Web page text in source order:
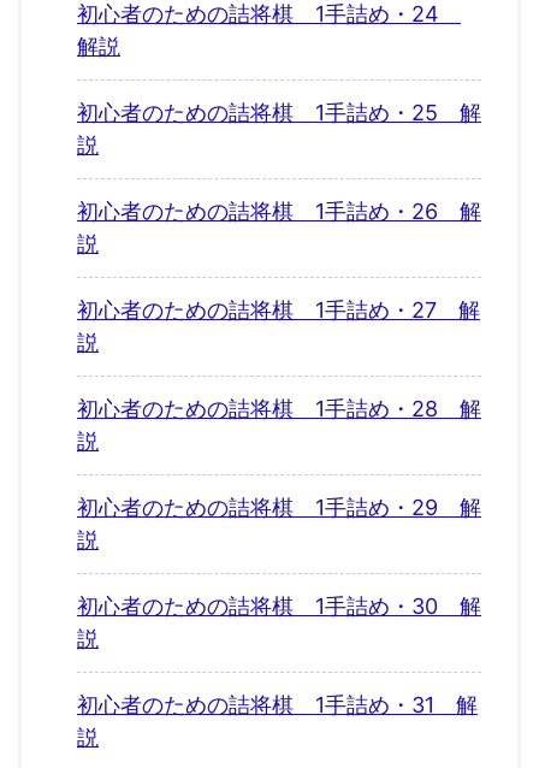
初心者のための詰将棋 1手詰め・24
解説
初心者のための詰将棋 1手詰め・25 解
説
初心者のための詰将棋 1手詰め・26 解
説
初心者のための詰将棋 1手詰め・27 解
説
初心者のための詰将棋 1手詰め・28 解
説
初心者のための詰将棋 1手詰め・29 解
説
初心者のための詰将棋 1手詰め・30 解
説
初心者のための詰将棋 1手詰め・31 解
説